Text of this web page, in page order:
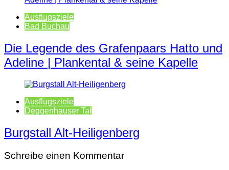
Ausflugsziele
Bad Buchau
Die Legende des Grafenpaars Hatto und
Adeline | Plankental & seine Kapelle
Ausflugsziele
Deggenhauser Tal
Burgstall Alt-Heiligenberg
Schreibe einen Kommentar